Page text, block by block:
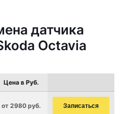
датчика
Octavia
Цена в Руб.
от 2980 руб. Записаться